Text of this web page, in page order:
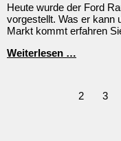
Heute wurde der Ford
vorgestellt. Was er kann
Markt kommt erfahren
Weiterlesen …
Raptor
2 3